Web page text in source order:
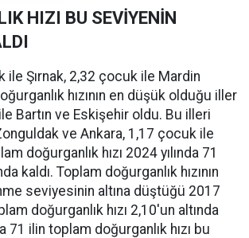
HIZI BU SEVİYENİN
ile Şırnak, 2,32 çocuk ile Mardin
hızının en düşük olduğu iller
Bartın ve Eskişehir oldu. Bu illeri
ve Ankara, 1,17 çocuk ile
doğurganlık hızı 2024 yılında 71
kaldı. Toplam doğurganlık hızının
seviyesinin altına düştüğü 2017
doğurganlık hızı 2,10'un altında
71 ilin toplam doğurganlık hızı bu